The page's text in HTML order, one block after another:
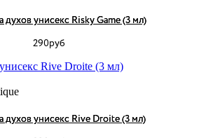
унисекс Risky Game (3 мл)
290руб
унисекс Rive Droite (3 мл)